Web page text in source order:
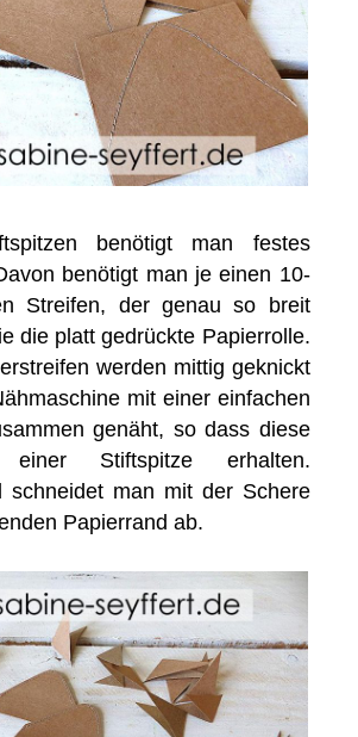
benötigt man festes
benötigt man je einen 10-
Streifen, der genau so breit
die platt gedrückte Papierrolle.
werden mittig geknickt
mit einer einfachen
genäht, so dass diese
Stiftspitze erhalten.
schneidet man mit der Schere
Papierrand ab.